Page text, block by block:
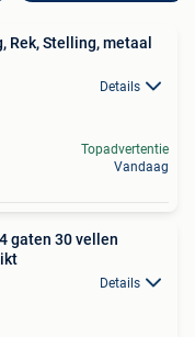
Rek, Stelling, metaal
Details
Topadvertentie
Vandaag
30 vellen
Details